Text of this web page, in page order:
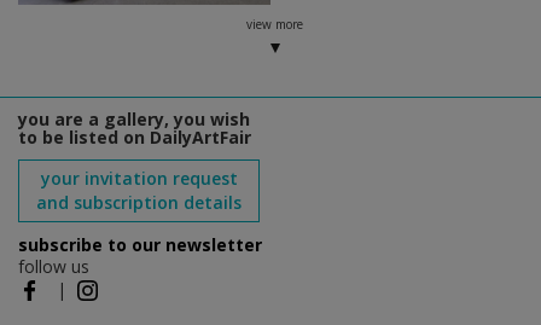
view more
you are a gallery, you wish
to be listed on DailyArtFair
your invitation request
and subscription details
subscribe to our newsletter
follow us
|